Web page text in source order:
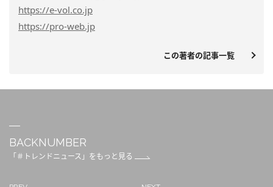
https://e-vol.co.jp
https://pro-web.jp
この著者の記事一覧
BACKNUMBER
「＃トレンドニュース」をもっと見る